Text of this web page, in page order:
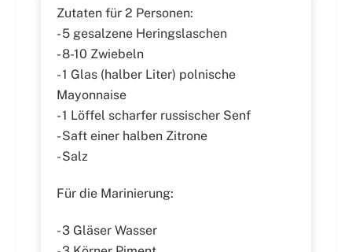
Zutaten für 2 Personen:
- 5 gesalzene Heringslaschen
- 8-10 Zwiebeln
- 1 Glas (halber Liter) polnische
Mayonnaise
- 1 Löffel scharfer russischer Senf
- Saft einer halben Zitrone
- Salz
Für die Marinierung:
- 3 Gläser Wasser